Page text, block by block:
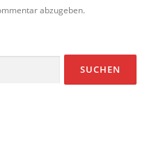
abzugeben.